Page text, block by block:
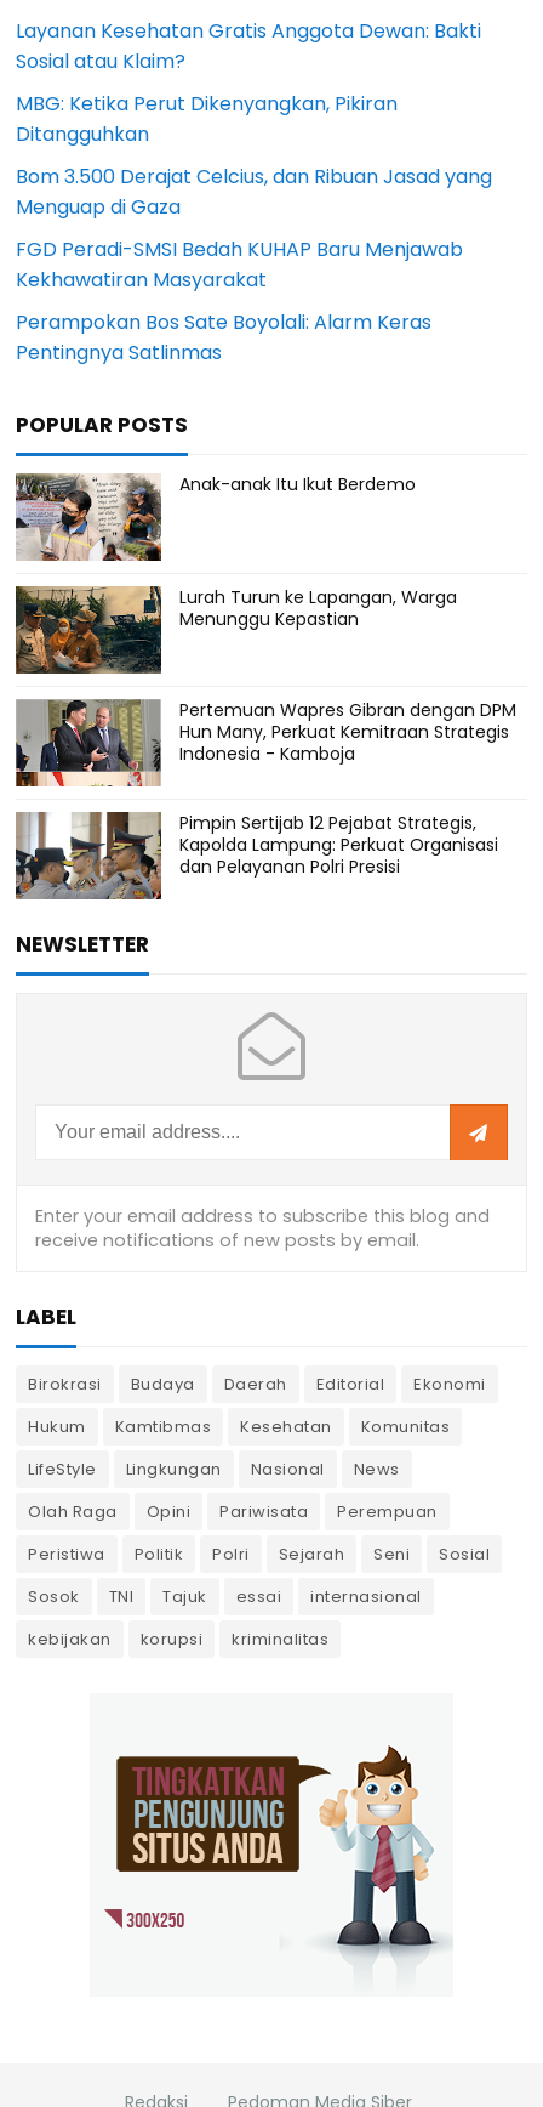
Layanan Kesehatan Gratis Anggota Dewan: Bakti
Sosial atau Klaim?
MBG: Ketika Perut Dikenyangkan, Pikiran
Ditangguhkan
Bom 3.500 Derajat Celcius, dan Ribuan Jasad yang
Menguap di Gaza
FGD Peradi-SMSI Bedah KUHAP Baru Menjawab
Kekhawatiran Masyarakat
Perampokan Bos Sate Boyolali: Alarm Keras
Pentingnya Satlinmas
POPULAR POSTS
Anak-anak Itu Ikut Berdemo
Lurah Turun ke Lapangan, Warga
Menunggu Kepastian
Pertemuan Wapres Gibran dengan DPM
Hun Many, Perkuat Kemitraan Strategis
Indonesia - Kamboja
Pimpin Sertijab 12 Pejabat Strategis,
Kapolda Lampung: Perkuat Organisasi
dan Pelayanan Polri Presisi
NEWSLETTER
LABEL
Birokrasi Budaya Daerah Editorial
Ekonomi
Hukum
Kamtibmas Kesehatan
Komunitas
LifeStyle
Lingkungan Nasional
News
Olah Raga
Opini Pariwisata
Perempuan
Peristiwa
Politik Polri Sejarah Seni
Sosial
Sosok
TNI Tajuk essai
internasional
kebijakan
korupsi kriminalitas
Redaksi Pedoman Media Siber